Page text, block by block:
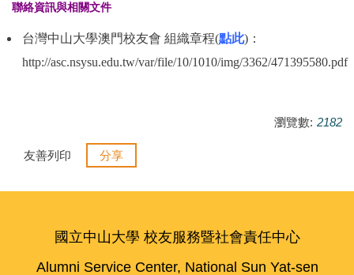
聯絡資訊與相關文件
台灣中山大學澳門校友會 組織章程(點此)：
http://asc.nsysu.edu.tw/var/file/10/1010/img/3362/471395580.pdf
瀏覽數: 2182
友善列印 分享
國立中山大學 校友服務暨社會責任中心
Alumni Service Center, National Sun Yat-sen